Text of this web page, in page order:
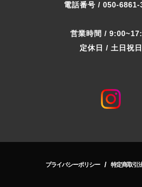
電話番号 / 050-6861-
営業時間 /
定休日 / 土日祝日
プライバシーポリシー / 特定商取引